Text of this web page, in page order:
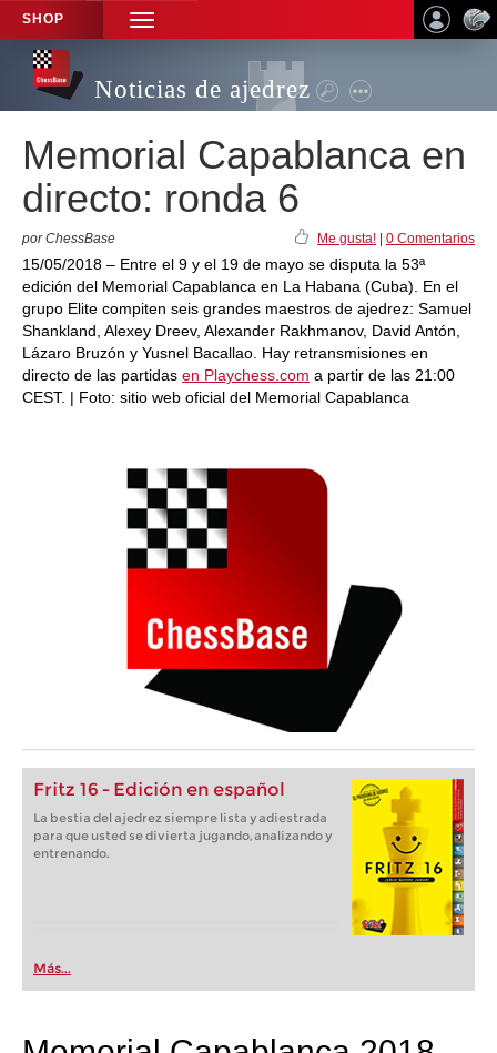
SHOP
TOGGLE
NAVIGATION
Noticias de ajedrez
Memorial Capablanca en
directo: ronda 6
por ChessBase Me gusta! 0 Comentarios
15/05/2018 – Entre el 9 y el 19 de mayo se disputa la 53ª
edición del Memorial Capablanca en La Habana (Cuba). En el
grupo Elite compiten seis grandes maestros de ajedrez: Samuel
Shankland, Alexey Dreev, Alexander Rakhmanov, David Antón,
Lázaro Bruzón y Yusnel Bacallao. Hay retransmisiones en
directo de las partidas en Playchess.com a partir de las 21:00
CEST. | Foto: sitio web oficial del Memorial Capablanca
Fritz 16 - Edición en español
La bestia del ajedrez siempre lista y adiestrada
para que usted se divierta jugando, analizando y
entrenando.
Más...